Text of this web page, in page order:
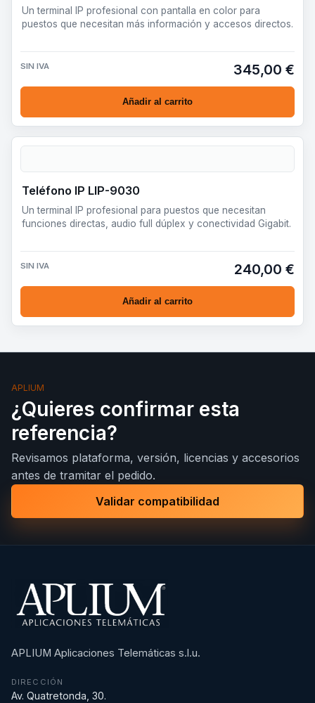
Un terminal IP profesional con pantalla en color para
puestos que necesitan más información y accesos directos.
SIN IVA 345,00 €
Añadir al carrito
Teléfono IP LIP-9030
Un terminal IP profesional para puestos que necesitan
funciones directas, audio full dúplex y conectividad Gigabit.
SIN IVA 240,00 €
Añadir al carrito
APLIUM
¿Quieres confirmar esta
referencia?
Revisamos plataforma, versión, licencias y accesorios
antes de tramitar el pedido.
Validar compatibilidad
APLIUM Aplicaciones Telemáticas s.l.u.
DIRECCIÓN
Av. Quatretonda, 30.